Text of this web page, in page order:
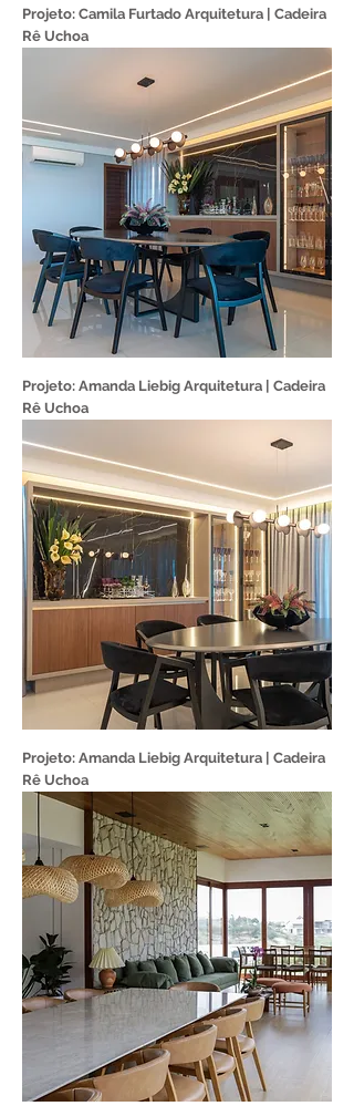
Projeto: Camila Furtado Arquitetura | Cadeira
Rê Uchoa
Projeto: Amanda Liebig Arquitetura | Cadeira
Rê Uchoa
Projeto: Amanda Liebig Arquitetura | Cadeira
Rê Uchoa